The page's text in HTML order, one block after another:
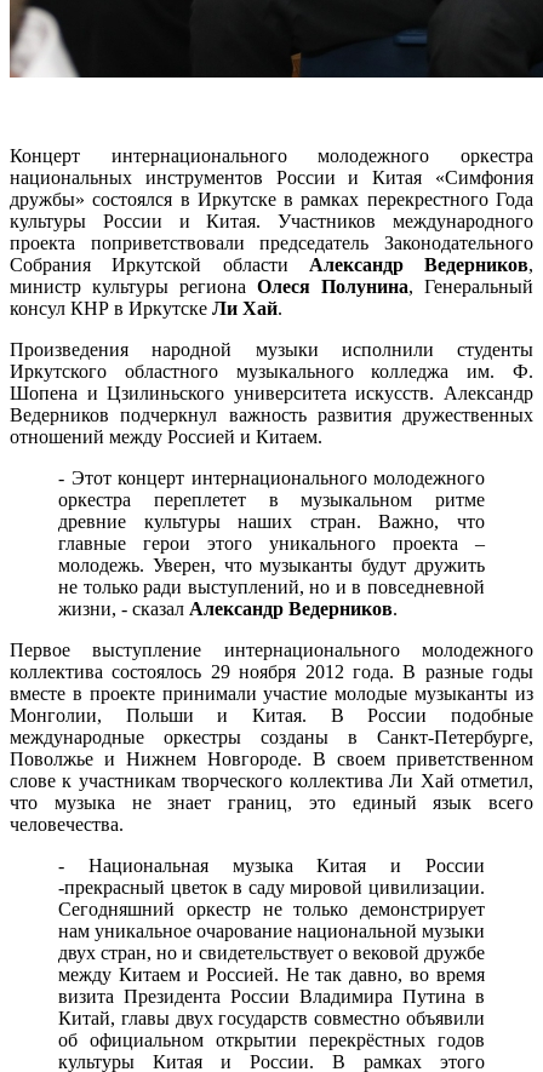
Концерт интернационального молодежного оркестра
национальных инструментов России и Китая «Симфония
дружбы» состоялся в Иркутске в рамках перекрестного Года
культуры России и Китая. Участников международного
проекта поприветствовали председатель Законодательного
Собрания Иркутской области Александр Ведерников,
министр культуры региона Олеся Полунина, Генеральный
консул КНР в Иркутске Ли Хай.
Произведения народной музыки исполнили студенты
Иркутского областного музыкального колледжа им. Ф.
Шопена и Цзилиньского университета искусств. Александр
Ведерников подчеркнул важность развития дружественных
отношений между Россией и Китаем.
- Этот концерт интернационального молодежного
оркестра переплетет в музыкальном ритме
древние культуры наших стран. Важно, что
главные герои этого уникального проекта –
молодежь. Уверен, что музыканты будут дружить
не только ради выступлений, но и в повседневной
жизни, - сказал Александр Ведерников.
Первое выступление интернационального молодежного
коллектива состоялось 29 ноября 2012 года. В разные годы
вместе в проекте принимали участие молодые музыканты из
Монголии, Польши и Китая. В России подобные
международные оркестры созданы в Санкт-Петербурге,
Поволжье и Нижнем Новгороде. В своем приветственном
слове к участникам творческого коллектива Ли Хай отметил,
что музыка не знает границ, это единый язык всего
человечества.
- Национальная музыка Китая и России
-прекрасный цветок в саду мировой цивилизации.
Сегодняшний оркестр не только демонстрирует
нам уникальное очарование национальной музыки
двух стран, но и свидетельствует о вековой дружбе
между Китаем и Россией. Не так давно, во время
визита Президента России Владимира Путина в
Китай, главы двух государств совместно объявили
об официальном открытии перекрёстных годов
культуры Китая и России. В рамках этого